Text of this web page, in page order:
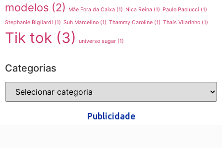
modelos (2) Mãe Fora da Caixa (1) Nica Reina (1) Paulo Paolucci (1)
Stephanie Bigliardi (1) Suh Marcelino (1) Thammy Caroline (1) Thaís Vilarinho (1)
Tik tok (3) universo sugar (1)
Categorias
Publicidade